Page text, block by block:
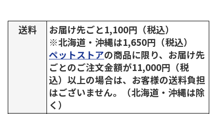
送料
お届け先ごと1,100円（税込）
※北海道・沖縄は1,650円（税込）
ペットストアの商品に限り、お届け先
ごとのご注文金額が11,000円（税
込）以上の場合は、お客様の送料負担
はございません。（北海道・沖縄は除
く）